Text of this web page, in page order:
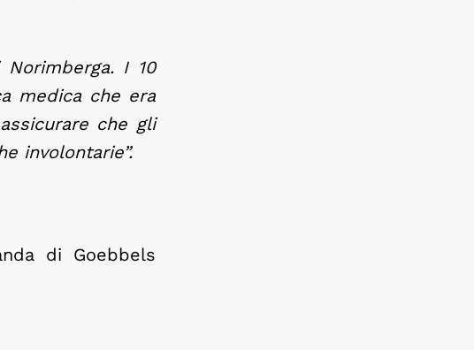
I 10
medica che era
che gli
involontarie”.
di Goebbels